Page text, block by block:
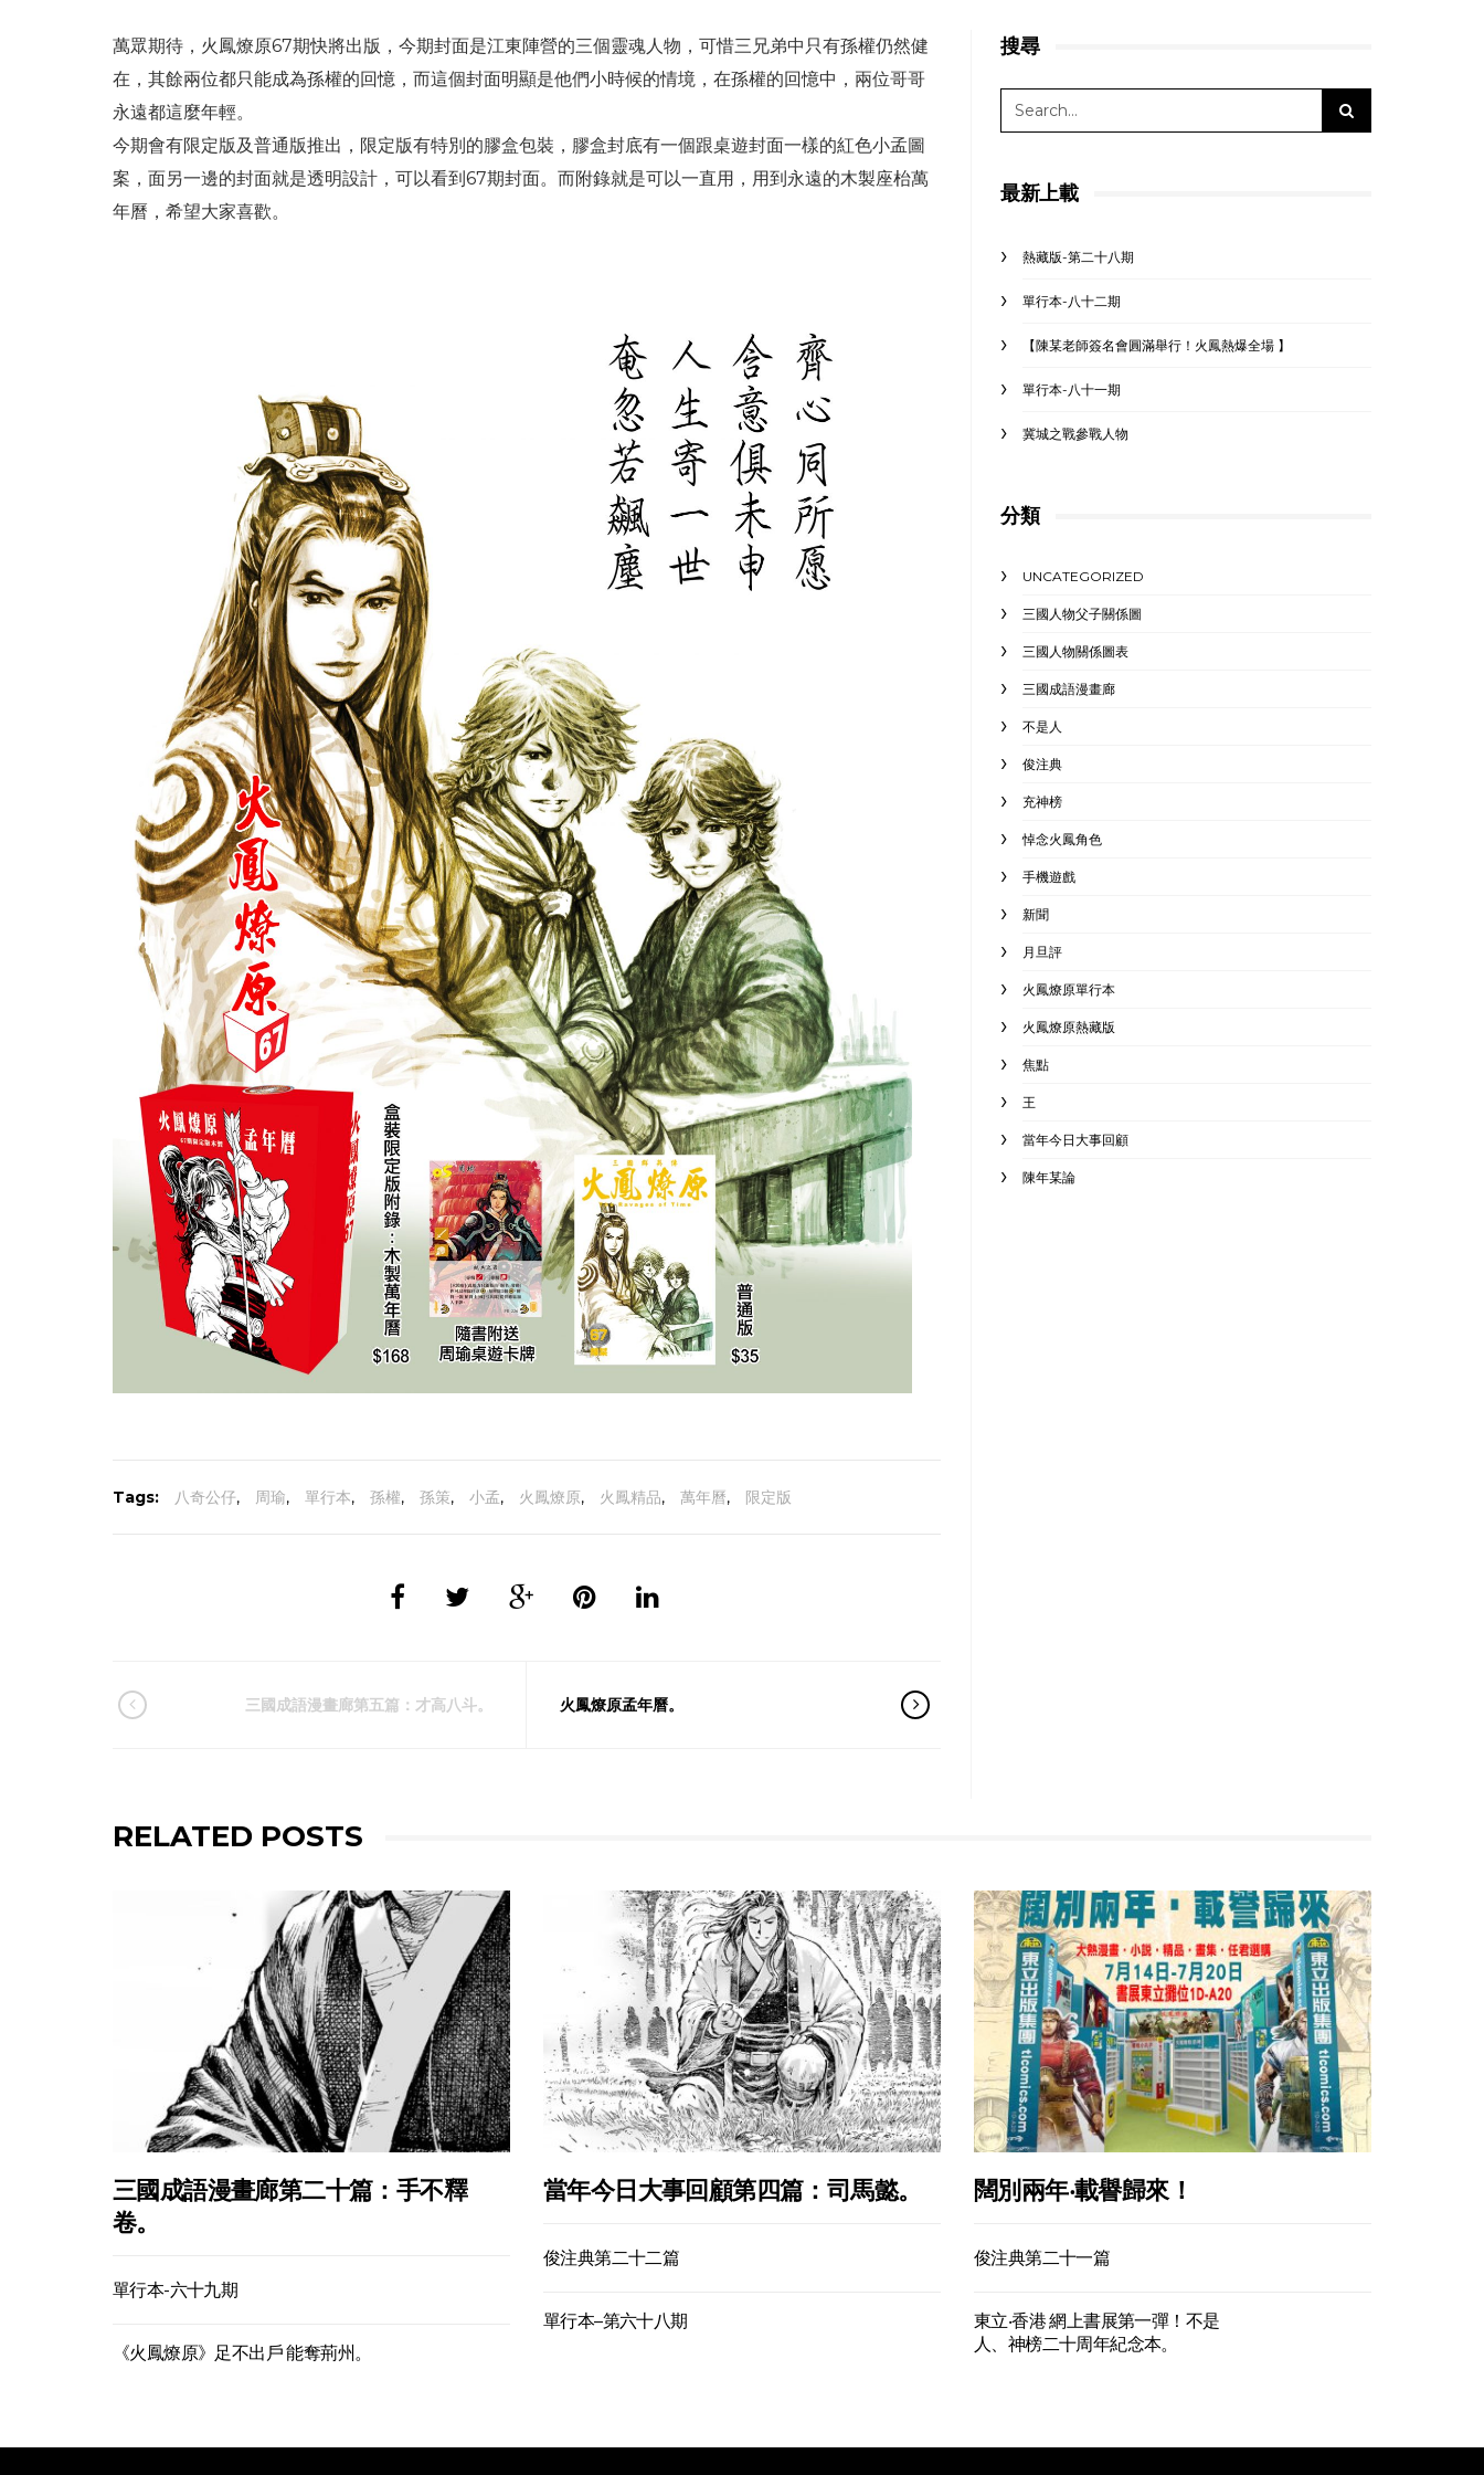
萬眾期待，火鳳燎原67期快將出版，今期封面是江東陣營的三個靈魂人物，可惜三兄弟中只有孫權仍然健
在，其餘兩位都只能成為孫權的回憶，而這個封面明顯是他們小時候的情境，在孫權的回憶中，兩位哥哥
永遠都這麼年輕。
今期會有限定版及普通版推出，限定版有特別的膠盒包裝，膠盒封底有一個跟桌遊封面一樣的紅色小孟圖
案，面另一邊的封面就是透明設計，可以看到67期封面。而附錄就是可以一直用，用到永遠的木製座枱萬
年曆，希望大家喜歡。
Tags: 八奇公仔, 周瑜, 單行本, 孫權, 孫策, 小孟, 火鳳燎原, 火鳳精品, 萬年曆, 限定版
三國成語漫畫廊第五篇：才高八斗。 火鳳燎原孟年曆。
搜尋
最新上載
熱藏版-第二十八期
單行本-八十二期
【陳某老師簽名會圓滿舉行！火鳳熱爆全場 】
單行本-八十一期
冀城之戰參戰人物
分類
UNCATEGORIZED
三國人物父子關係圖
三國人物關係圖表
三國成語漫畫廊
不是人
俊注典
充神榜
悼念火鳳角色
手機遊戲
新聞
月旦評
火鳳燎原單行本
火鳳燎原熱藏版
焦點
王
當年今日大事回顧
陳年某論
RELATED POSTS
三國成語漫畫廊第二十篇：手不釋
卷。
單行本-六十九期
《火鳳燎原》足不出戶 能奪荊州。
當年今日大事回顧第四篇：司馬懿。
俊注典第二十二篇
單行本–第六十八期
闊別兩年‧載譽歸來！
俊注典第二十一篇
東立‧香港 網上書展第一彈！不是
人、神榜二十周年紀念本。